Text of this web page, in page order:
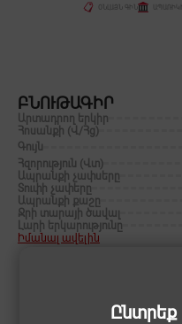
Ընտրեք
ԲՆՈՒԹԱԳԻՐ
Արտադրող երկիր
Հոսանքի (Վ/Հց)
Գույն
Հզորություն (Վտ)
Ապրանքի չափսերը
Տուփի չափերը
Ապրանքի քաշը
Ջրի տարայի ծավալ
Լարի երկարությունը
Իմանալ ավելին